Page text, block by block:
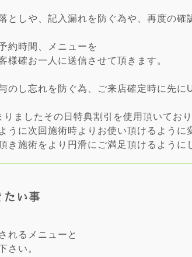
としや、記入漏れを防ぐ為や、再度の確
約時間、メニューを
様確お一人に送信させて頂きます。
のし忘れを防ぐ為、ご来店確定時に先
ましたその日特典割引を使用頂いており
うに次回施術時よりお使い頂けるよう
き施術をより円滑にご満足頂けるように
い事
れるメニューと
さい。